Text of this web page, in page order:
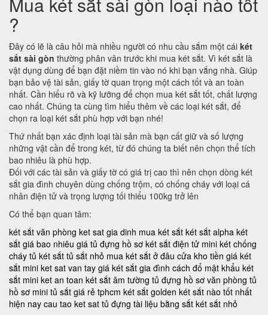
?
Đây có lẽ là câu hỏi mà nhiều người có nhu cầu sắm một cái két
sắt sài gòn thường phân vân trước khi mua két sắt. Vì két sắt là
vật dụng dùng để bạn đặt niềm tin vào nó khi bạn vắng nhà. Giúp
bạn bảo vệ tài sản, giấy tờ quan trọng một cách tốt và an toàn
nhất. Cần hiểu rõ và kỹ lưỡng để chọn mua két sắt tốt, chất lượng
cao nhất. Chúng ta cùng tìm hiểu thêm về các loại két sắt, để
chọn ra loại két sắt phù hợp với bạn nhé!
Thứ nhất bạn xác định loại tài sản mà bạn cất giữ và số lượng
những vật cần để trong két, từ đó chúng ta biết nên chọn thể tích
bao nhiêu là phù hợp.
Đối với các tài sản và giấy tờ có giá trị cao thì nên chọn dòng két
sắt gia đình chuyên dùng chống trộm, có chống cháy với loại cá
nhân điện tử và trọng lượng tối thiểu 100kg trở lên
Có thể bạn quan tâm:
két sắt văn phòng ket sat gia dinh mua két sắt két sắt alpha két
sắt giá bao nhiêu giá tủ đựng hồ sơ két sắt điện tử mini két chống
cháy tủ két sắt tủ sắt nhỏ mua két sắt ở đâu cửa kho tiền giá két
sắt mini ket sat van tay giá két sắt gia đình cách đổ mật khẩu két
sắt mini ket an toan két sắt âm tường tủ đựng hồ sơ văn phòng tủ
hồ sơ mini tủ sắt giá rẻ tphcm két sắt golden két sắt nào tốt nhất
hiện nay cau tao ket sat tủ đựng tài liệu bằng sắt két sắt nhỏ